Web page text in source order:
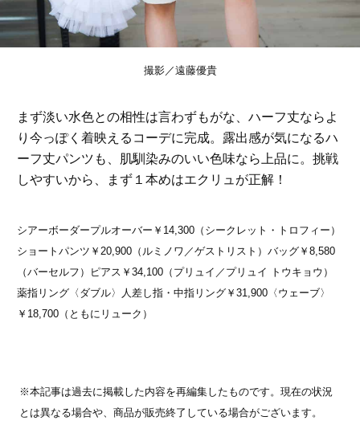
撮影／遠藤優貴
まず淡い水色との相性は言わずもがな、ハーフ丈ならよ
り今っぽく着映えるコーデに完成。露出感が気になるハ
ーフ丈パンツも、肌馴染みのいい色味なら上品に。挑戦
しやすいから、まず１本めはエクリュが正解！
シアーボーダープルオーバー￥14,300（シークレット・トロフィー）
ショートパンツ￥20,900（ルミノワ／ゲストリスト）バッグ￥8,580
（バーセルフ）ピアス￥34,100（プリュイ／プリュイ トウキョウ）
薬指リング〈ダブル〉人差し指・中指リング￥31,900〈ウェーブ〉
￥18,700（ともにリューク）
※本記事は過去に掲載した内容を再編集したものです。現在の状況
とは異なる場合や、商品が販売終了している場合がございます。